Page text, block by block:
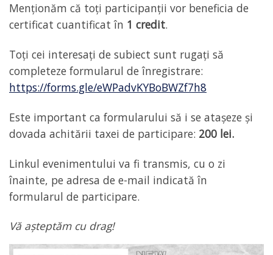
Menționăm că toți participanții vor beneficia de
certificat cuantificat în 1 credit.
Toți cei interesați de subiect sunt rugați să
completeze formularul de înregistrare:
https://forms.gle/eWPadvKYBoBWZf7h8
Este important ca formularului să i se atașeze și
dovada achitării taxei de participare: 200 lei.
Linkul evenimentului va fi transmis, cu o zi
înainte, pe adresa de e-mail indicată în
formularul de participare.
Vă așteptăm cu drag!